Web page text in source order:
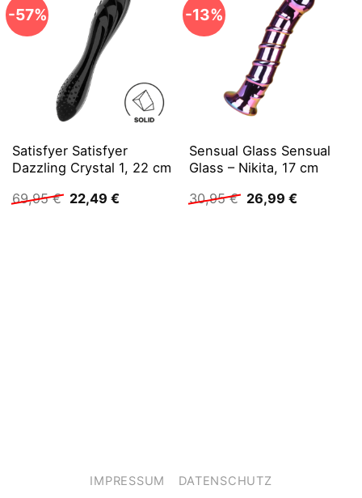
-57%
Satisfyer Satisfyer
Dazzling Crystal 1, 22 cm
69,95€ Ursprünglicher
Preis
22,49 €Aktueller
-13%
Sensual Glass Sensual
Glass – Nikita, 17 cm
30,95€ Ursprünglicher
Preis
26,99 €Aktueller
IMPRESSUM DATENSCHUTZ